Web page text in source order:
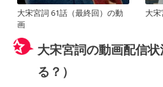
大宋宮詞 61話（最終回）の動
画
大
大宋宮詞の動画配信
る？）